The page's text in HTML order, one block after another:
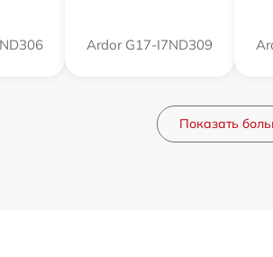
Ardor G17-I7ND309
Показать